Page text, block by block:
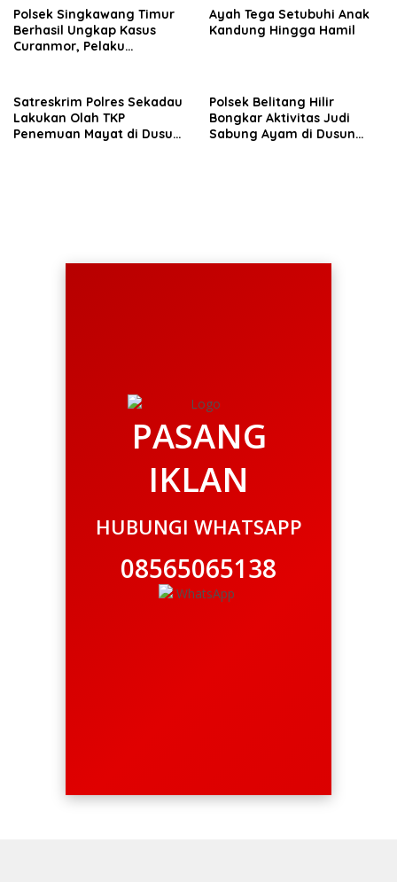
Polsek Singkawang Timur
Berhasil Ungkap Kasus
Curanmor, Pelaku
Ayah Tega Setubuhi Anak
Kandung Hingga Hamil
Satreskrim Polres Sekadau
Lakukan Olah TKP
Penemuan Mayat di Dusun
Polsek Belitang Hilir
Bongkar Aktivitas Judi
Sabung Ayam di Dusun
PASANG
IKLAN
HUBUNGI WHATSAPP
08565065138